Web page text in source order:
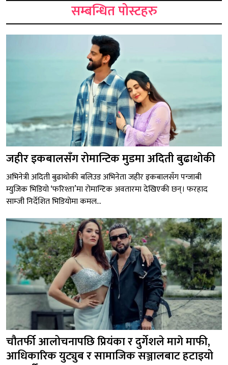
सम्बन्धित पोस्टहरु
जहीर इकबालसँग रोमान्टिक मुडमा अदिती बुढाथोकी
अभिनेत्री अदिती बुढाथोकी बलिउड अभिनेता जहीर इकबालसँग पन्जाबी
म्युजिक भिडियो ‘फरिश्ता’मा रोमान्टिक अवतारमा देखिएकी छन्। फरहाद
साम्जी निर्देशित भिडियोमा कमल...
चौतर्फी आलोचनापछि प्रियंका र दुर्गेशले मागे माफी,
आधिकारिक युट्युब र सामाजिक सञ्जालबाट हटाइयो